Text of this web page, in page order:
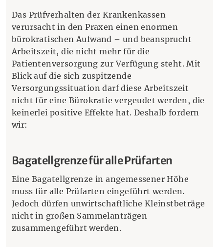
Das Prüfverhalten der Krankenkassen
verursacht in den Praxen einen enormen
bürokratischen Aufwand – und beansprucht
Arbeitszeit, die nicht mehr für die
Patientenversorgung zur Verfügung steht. Mit
Blick auf die sich zuspitzende
Versorgungssituation darf diese Arbeitszeit
nicht für eine Bürokratie vergeudet werden, die
keinerlei positive Effekte hat. Deshalb fordern
wir:
Bagatellgrenze für alle Prüfarten
Eine Bagatellgrenze in angemessener Höhe
muss für alle Prüfarten eingeführt werden.
Jedoch dürfen unwirtschaftliche Kleinstbeträge
nicht in großen Sammelanträgen
zusammengeführt werden.